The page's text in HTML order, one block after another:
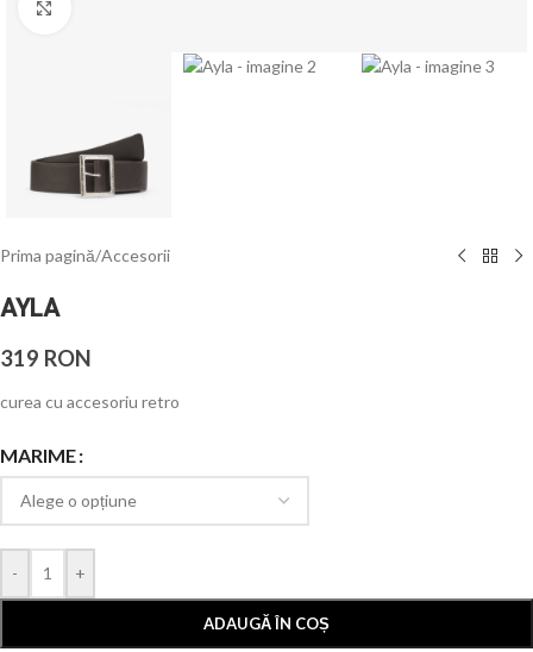
Prima pagină/Accesorii
AYLA
319 RON
curea cu accesoriu retro
MARIME
- +
ADAUGĂ ÎN COȘ